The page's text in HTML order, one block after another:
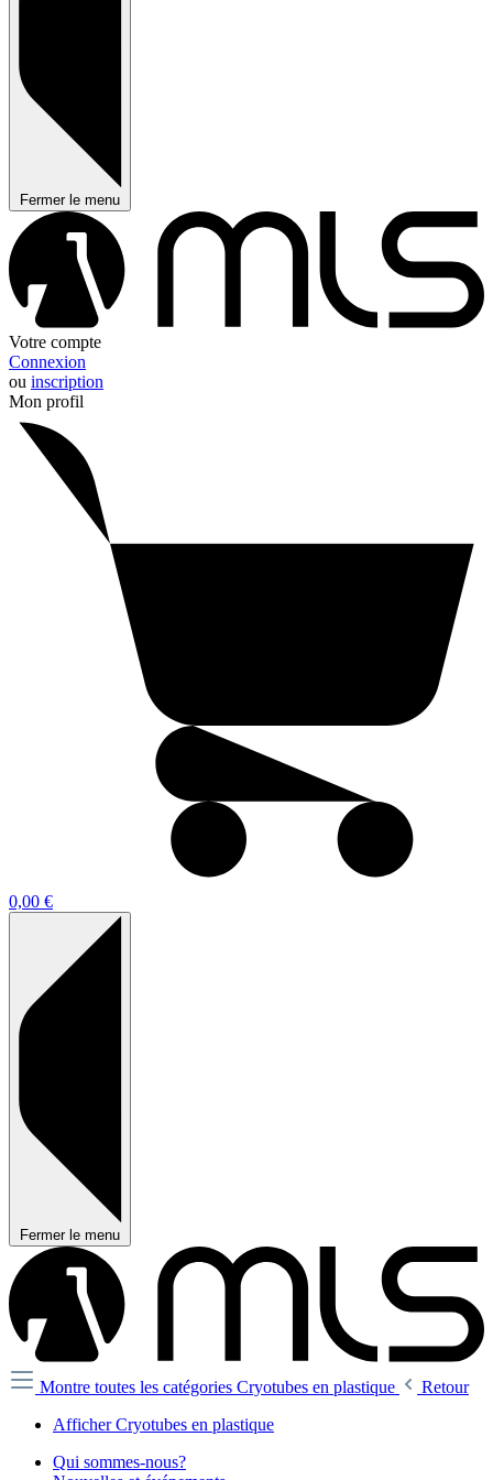
Fermer le menu
Votre compte
Connexion
ou inscription
Mon profil
0,00 €
Fermer le menu
Montre toutes les catégories Cryotubes en plastique
Retour
Afficher Cryotubes en plastique
Qui sommes-nous?